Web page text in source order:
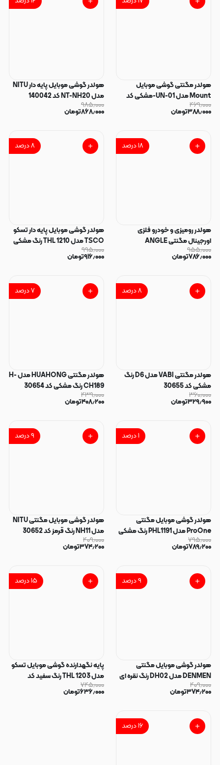
هولدر مگنتی گوشی موبایل
Mount مدل UN-01-مشکی کد
140129
۴۶۹٫۰۰۰
۳۸۸٫۰۰۰تومان
هولدر گوشی موبایل پایه دار NITU
مدل NT-NH20 کد 140042
۹۸۵٫۰۰۰
۸۶۸٫۰۰۰تومان
۱۸درصد
هولدر رومیزی و خودرو فلزی
اورجینال مگنتی ANGLE
ROTATION کد 97397
۹۵۵٫۰۰۰
۷۸۶٫۰۰۰تومان
۸درصد
هولدر گوشی موبایل پایه دار تسکو
TSCO مدل THL 1210 رنگ مشکی
کد 30682
۹۹۵٫۰۰۰
۹۱۶٫۰۰۰تومان
۸درصد
هولدر مگنتی VABI مدل D6 رنگ
مشکی کد 30655
۳۶۰٫۰۰۰
۳۲۹٫۹۰۰تومان
۷درصد
هولدر مگنتی HUAHONG مدل H-
CH189 رنگ مشکی کد 30654
۴۳۹٫۰۰۰
۴۰۸٫۲۰۰تومان
۱درصد
هولدر گوشی موبایل مگنتی
ProOne مدل PHL1191 رنگ مشکی
کد 30653
۷۹۵٫۰۰۰
۷۸۹٫۲۰۰تومان
۹درصد
هولدر گوشی موبایل مگنتی NITU
مدل NH11 رنگ قرمز کد 30652
۴۰۹٫۰۰۰
۳۷۴٫۲۰۰تومان
۹درصد
هولدر گوشی موبایل مگنتی
DENMEN مدل DH02 رنگ نقره ای
کد 30651
۴۰۹٫۰۰۰
۳۷۴٫۲۰۰تومان
۱۵درصد
پایه نگهدارنده گوشی موبایل تسکو
مدل THL 1203 رنگ سفید کد
48281
۷۴۵٫۰۰۰
۶۳۶٫۰۰۰تومان
۱۶درصد